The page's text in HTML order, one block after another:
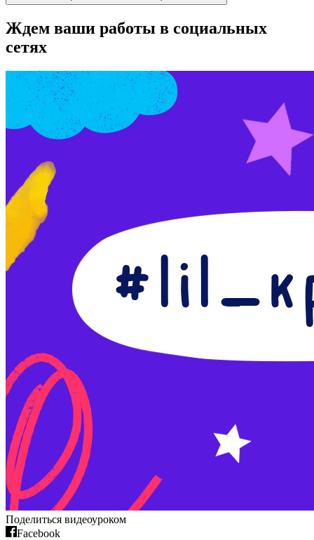
Ждем ваши работы в социальных
сетях
Поделиться видеоуроком
Facebook